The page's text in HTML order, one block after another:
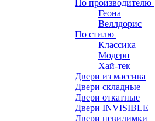
По производителю
Геона
Веллдорис
По стилю
Классика
Модерн
Хай-тек
Двери из массива
Двери складные
Двери откатные
Двери INVISIBLE
Двери невидимки